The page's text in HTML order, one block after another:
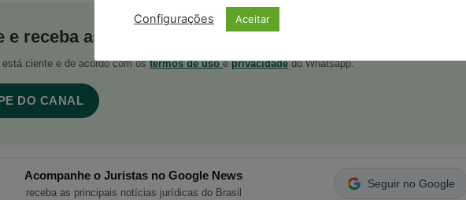
e receba as postagens diárias do Portal Juristas.
está ciente e de acordo com ostermos de usoeprivacidadedo Whatsapp.
DO CANAL
Acompanhe o Juristas no Google News
receba as principais notícias jurídicas do Brasil
Seguir no Google
Configurações Aceitar